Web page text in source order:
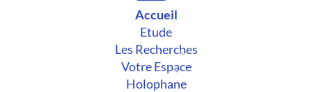
navigation
Accueil
Etude
Les Recherches
Votre Espace
Holophane